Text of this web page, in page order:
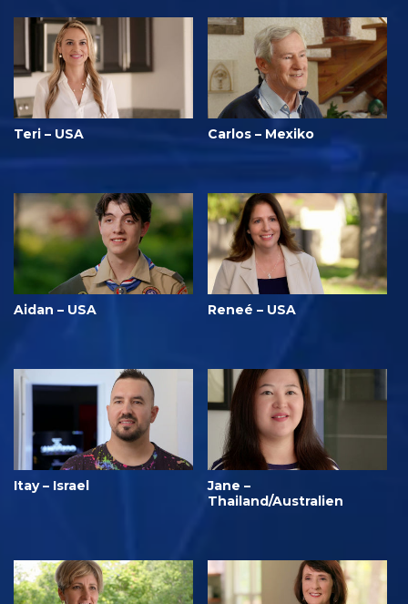
Teri – USA Carlos – Mexiko
Aidan – USA Reneé – USA
Itay – Israel
Jane –
Thailand/Australien